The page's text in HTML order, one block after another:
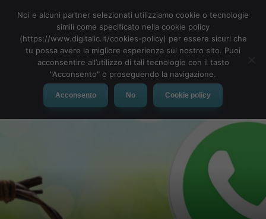
MENU
Noi e alcuni partner selezionati utilizziamo cookie o tecnologie
simili come specificato nella cookie policy
(https://www.digitalic.it/cookies-policy) per essere sicuri che
tu possa avere la migliore esperienza sul nostro sito. Puoi
acconsentire all’utilizzo di tali tecnologie con il tasto
"Acconsento" o proseguendo la navigazione.
Acconsento No Cookie policy